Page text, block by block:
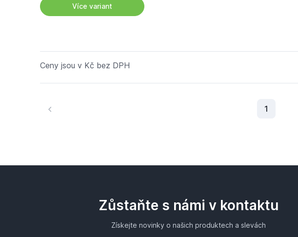
Více variant
Ceny jsou v Kč bez DPH
1
Zůstaňte s námi v kontaktu
Získejte novinky o našich produktech a slevách